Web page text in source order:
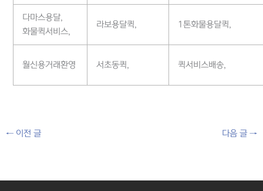
다마스용달,
화물퀵서비스,
라보용달퀵, 1톤화물용달퀵,
월신용거래환영 서초동퀵, 퀵서비스배송,
←이전 글 다음 글→